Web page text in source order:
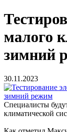
малого
зимний
30.11.2023
Специалисты
климатической